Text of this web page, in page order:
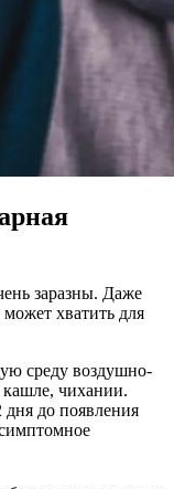
заразны. Даже
хватить для
среду воздушно-
кашле, чихании.
дня до появления